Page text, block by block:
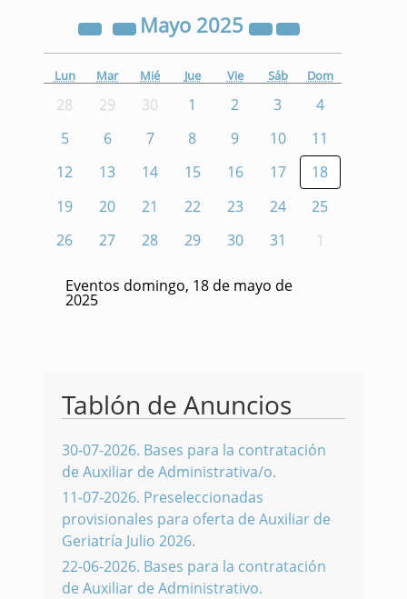
Mayo 2025
Lun Mar Mié Jue Vie Sáb Dom
28 29 30 1 2 3
4
5
6 7 8 9 10
11
12
13 14 15 16 17
18
19
20 21 22 23 24
25
26
27 28 29 30 31 1
Eventos domingo, 18 de mayo de
2025
Tablón de Anuncios
30-07-2026. Bases para la contratación
de Auxiliar de Administrativa/o.
11-07-2026. Preseleccionadas
provisionales para oferta de Auxiliar de
Geriatría Julio 2026.
22-06-2026. Bases para la contratación
de Auxiliar de Administrativo.